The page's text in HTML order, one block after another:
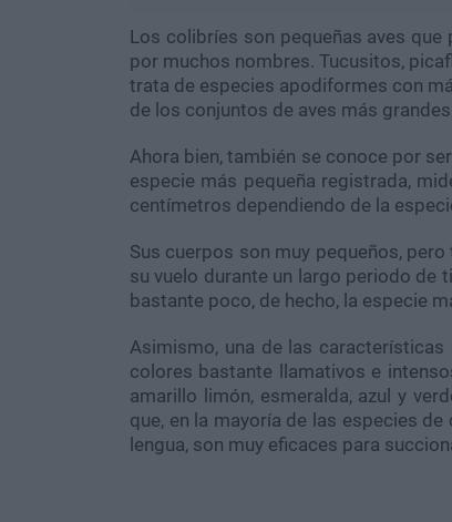
Los colibríes son pequeñas aves
por muchos nombres. Tucusitos,
trata de especies apodiformes con
de los conjuntos de aves más
Ahora bien, también se conoce por
especie más pequeña registrada,
centímetros dependiendo de la
Sus cuerpos son muy pequeños,
su vuelo durante un largo periodo de
bastante poco, de hecho, la especie
Asimismo, una de las
colores bastante llamativos e
amarillo limón, esmeralda, azul y
que, en la mayoría de las especies
lengua, son muy eficaces para